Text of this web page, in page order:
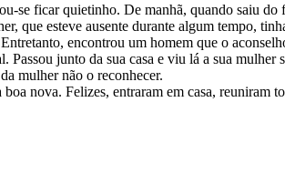
se ficar quietinho. De manhã, quando saiu
que esteve ausente durante algum tempo,
encontrou um homem que o
Passou junto da sua casa e viu lá a sua
mulher não o reconhecer.
nova. Felizes, entraram em casa,